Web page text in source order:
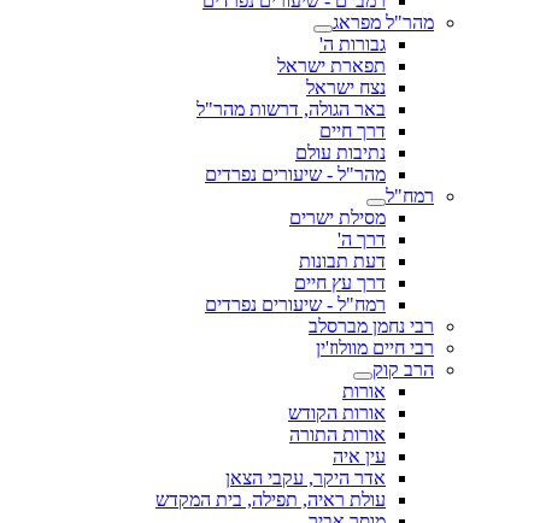
מהר"ל מפראג
גבורות ה'
תפארת ישראל
נצח ישראל
באר הגולה, דרשות מהר"ל
דרך חיים
נתיבות עולם
מהר"ל - שיעורים נפרדים
רמח"ל
מסילת ישרים
דרך ה'
דעת תבונות
דרך עץ חיים
רמח"ל - שיעורים נפרדים
רבי נחמן מברסלב
רבי חיים מוולוז'ין
הרב קוק
אורות
אורות הקודש
אורות התורה
עין איה
אדר היקר, עקבי הצאן
עולת ראיה, תפילה, בית המקדש